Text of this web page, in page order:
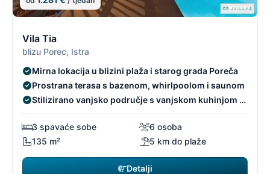
Vila Tia
blizu Porec, Istra
Mirna lokacija u blizini plaža i starog grada Poreča
Prostrana terasa s bazenom, whirlpoolom i saunom
Stilizirano vanjsko područje s vanjskom kuhinjom i
3 spavaće sobe
6 osoba
135 m²
5 km do plaže
Detalji